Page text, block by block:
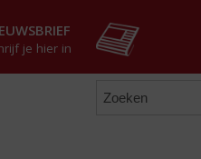
je hier in